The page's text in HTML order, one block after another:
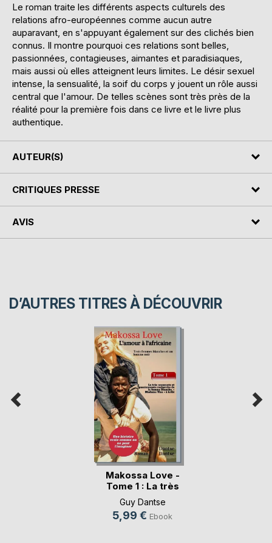
Le roman traite les différents aspects culturels des
relations afro-européennes comme aucun autre
auparavant, en s'appuyant également sur des clichés bien
connus. Il montre pourquoi ces relations sont belles,
passionnées, contagieuses, aimantes et paradisiaques,
mais aussi où elles atteignent leurs limites. Le désir sexuel
intense, la sensualité, la soif du corps y jouent un rôle aussi
central que l'amour. De telles scènes sont très près de la
réalité pour la première fois dans ce livre et le livre plus
authentique.
AUTEUR(S)
CRITIQUES PRESSE
AVIS
D’AUTRES TITRES À DÉCOUVRIR
Makossa Love -
Tome 1 : La très
am(...)
Guy Dantse
5,99 € Ebook